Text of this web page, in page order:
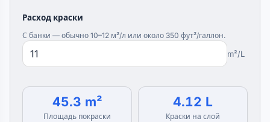
Расход краски
С банки — обычно 10–12 м²/л или около 350 фут²/галлон.
m²/L
45.3 m²
Площадь покраски
4.12 L
Краски на слой